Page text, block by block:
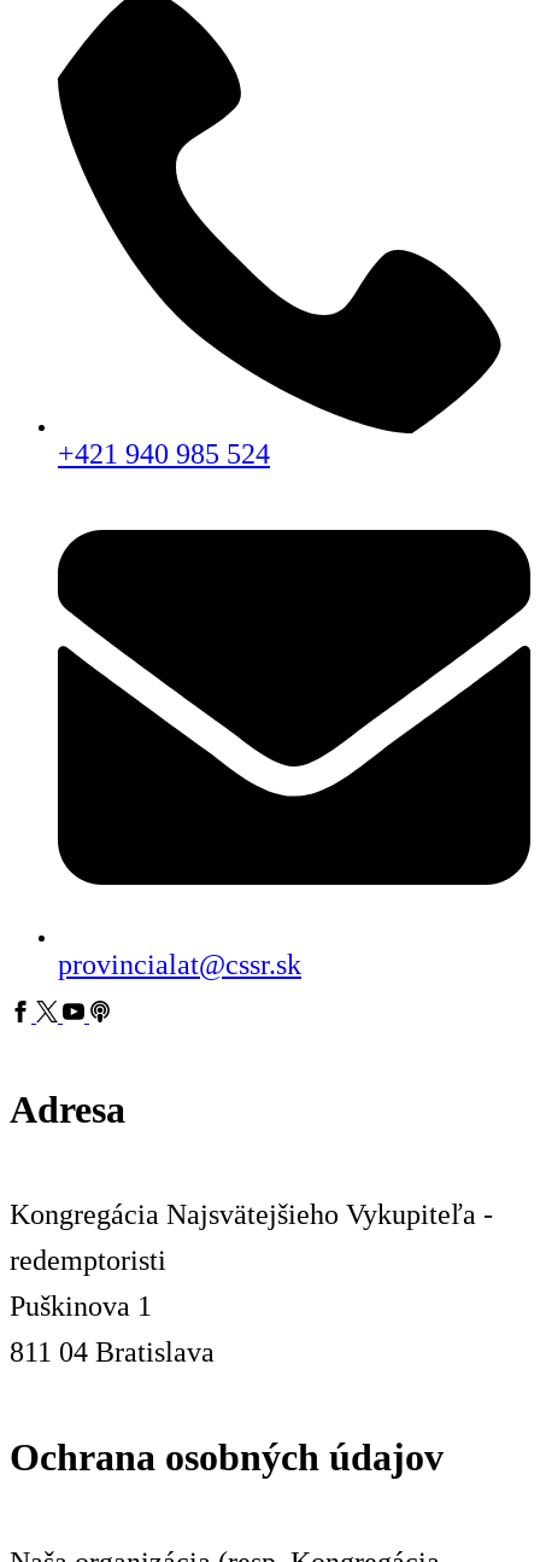
+421 940 985 524
provincialat@cssr.sk
Adresa
Kongregácia Najsvätejšieho Vykupiteľa -
redemptoristi
Puškinova 1
811 04 Bratislava
Ochrana osobných údajov